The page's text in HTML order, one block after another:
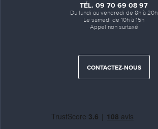
TÉL. 09 70 69 08 97
Du lundi au vendredi de 8h à 20h
Le samedi de 10h à 15h
Appel non surtaxé
CONTACTEZ-NOUS